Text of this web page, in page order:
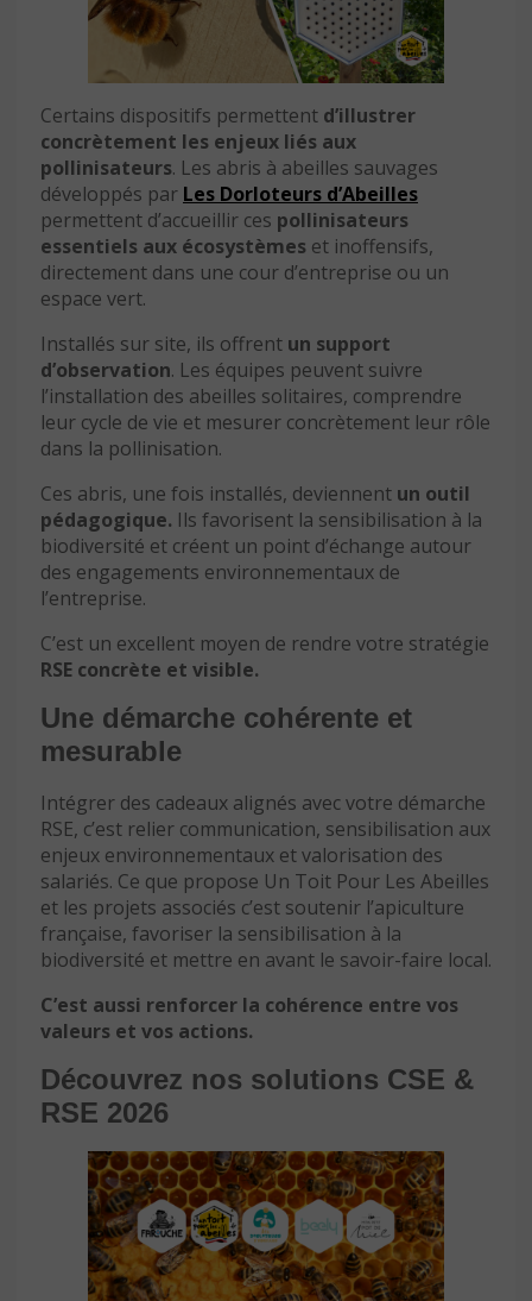
Certains dispositifs permettent d’illustrer
concrètement les enjeux liés aux
pollinisateurs. Les abris à abeilles sauvages
développés par Les Dorloteurs d’Abeilles
permettent d’accueillir ces pollinisateurs
essentiels aux écosystèmes et inoffensifs,
directement dans une cour d’entreprise ou un
espace vert.
Installés sur site, ils offrent un support
d’observation. Les équipes peuvent suivre
l’installation des abeilles solitaires, comprendre
leur cycle de vie et mesurer concrètement leur rôle
dans la pollinisation.
Ces abris, une fois installés, deviennent un outil
pédagogique. Ils favorisent la sensibilisation à la
biodiversité et créent un point d’échange autour
des engagements environnementaux de
l’entreprise.
C’est un excellent moyen de rendre votre stratégie
RSE concrète et visible.
Une démarche cohérente et
mesurable
Intégrer des cadeaux alignés avec votre démarche
RSE, c’est relier communication, sensibilisation aux
enjeux environnementaux et valorisation des
salariés. Ce que propose Un Toit Pour Les Abeilles
et les projets associés c’est soutenir l’apiculture
française, favoriser la sensibilisation à la
biodiversité et mettre en avant le savoir-faire local.
C’est aussi renforcer la cohérence entre vos
valeurs et vos actions.
Découvrez nos solutions CSE &
RSE 2026